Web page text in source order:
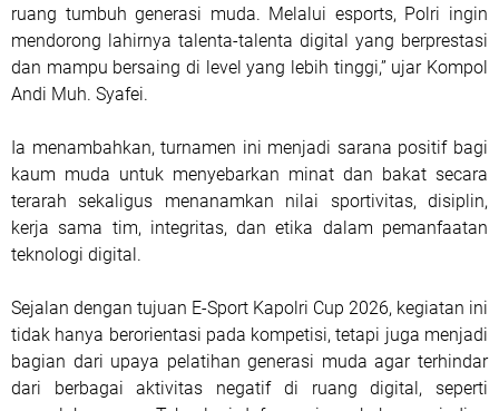
ruang tumbuh generasi muda. Melalui esports, Polri ingin
mendorong lahirnya talenta-talenta digital yang berprestasi
dan mampu bersaing di level yang lebih tinggi,” ujar Kompol
Andi Muh. Syafei.
Ia menambahkan, turnamen ini menjadi sarana positif bagi
kaum muda untuk menyebarkan minat dan bakat secara
terarah sekaligus menanamkan nilai sportivitas, disiplin,
kerja sama tim, integritas, dan etika dalam pemanfaatan
teknologi digital.
Sejalan dengan tujuan E-Sport Kapolri Cup 2026, kegiatan ini
tidak hanya berorientasi pada kompetisi, tetapi juga menjadi
bagian dari upaya pelatihan generasi muda agar terhindar
dari berbagai aktivitas negatif di ruang digital, seperti